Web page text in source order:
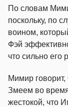
По словам
поскольку, по
воином,
Фэй
что сильно его
Мимир
Змеем во время
жестокой, что